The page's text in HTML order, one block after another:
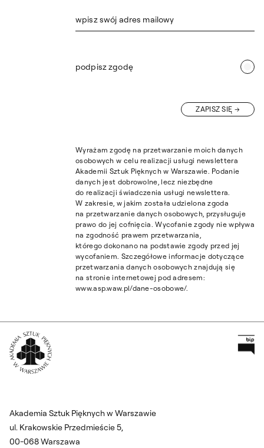
wpisz swój adres mailowy
podpisz zgodę
ZAPISZ SIĘ
Wyrażam zgodę na przetwarzanie moich danych
osobowych w celu realizacji usługi newslettera
Akademii Sztuk Pięknych w Warszawie. Podanie
danych jest dobrowolne, lecz niezbędne
do realizacji świadczenia usługi newslettera.
W zakresie, w jakim została udzielona zgoda
na przetwarzanie danych osobowych, przysługuje
prawo do jej cofnięcia. Wycofanie zgody nie wpływa
na zgodność prawem przetwarzania,
którego dokonano na podstawie zgody przed jej
wycofaniem. Szczegółowe informacje dotyczące
przetwarzania danych osobowych znajdują się
na stronie internetowej pod adresem:
www.asp.waw.pl/dane-osobowe/.
Akademia Sztuk Pięknych w Warszawie
ul. Krakowskie Przedmieście 5,
00-068 Warszawa